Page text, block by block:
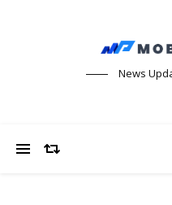
News